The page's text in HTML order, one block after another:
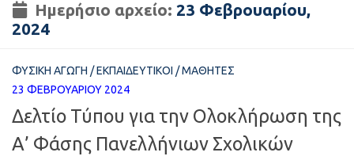
Ημερήσιο αρχείο: 23 Φεβρουαρίου,
2024
ΦΥΣΙΚΉ ΑΓΩΓΉ /ΕΚΠΑΙΔΕΥΤΙΚΟΊ /ΜΑΘΗΤΈΣ
23 ΦΕΒΡΟΥΑΡΊΟΥ 2024
Δελτίο Τύπου για την Ολοκλήρωση της
Α’ Φάσης Πανελλήνιων Σχολικών